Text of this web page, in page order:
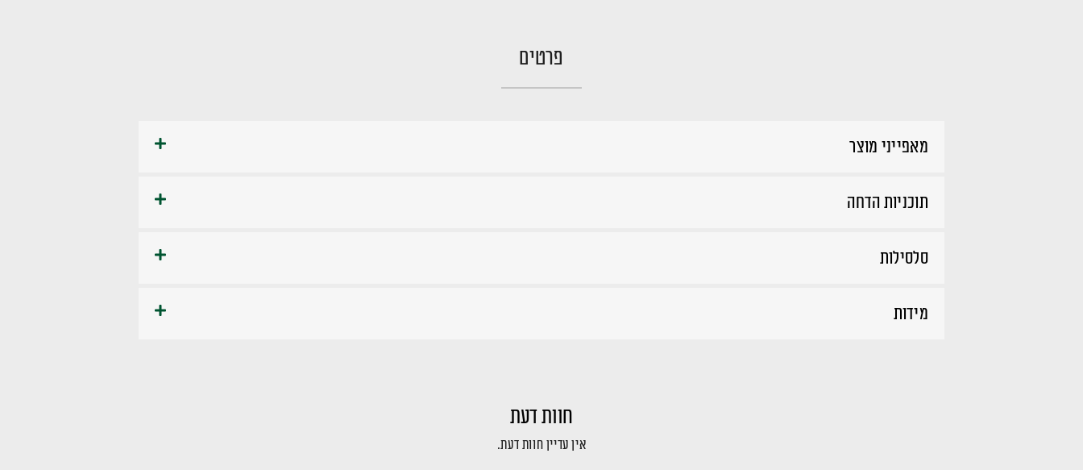
פרטים
מאפייני מוצר
תוכניות הדחה
סלסילות
מידות
חוות דעת
אין עדיין חוות דעת.